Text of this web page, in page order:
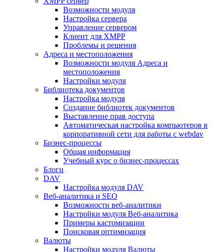
Возможности модуля
Настройка сервера
Управление сервером
Клиент для XMPP
Проблемы и решения
Адреса и местоположения
Возможности модуля Адреса и
местоположения
Настройки модуля
Библиотека документов
Настройка модуля
Создание библиотек документов
Выставление прав доступа
Автоматическая настройка компьютеров в
корпоративной сети для работы с webdav
Бизнес-процессы
Общая информация
Учебный курс о бизнес-процессах
Блоги
DAV
Настройка модуля DAV
Веб-аналитика и SEO
Возможности веб-аналитики
Настройки модуля Веб-аналитика
Примеры кастомизации
Поисковая оптимизация
Валюты
Настройки модуля Валюты